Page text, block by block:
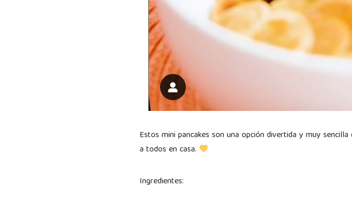
Estos mini pancakes son una opción divertida y muy
a todos en casa.
Ingredientes: